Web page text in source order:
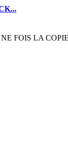
FOIS LA